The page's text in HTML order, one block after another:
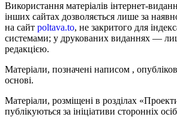
Використання матеріалів інтернет-
інших сайтах дозволяється лише за
на сайт poltava.to, не закритого для
системами; у друкованих виданнях —
редакцією.
Матеріали, позначені написом ,
основі.
Матеріали, розміщені в розділах
публікуються за ініціативи сторонніх